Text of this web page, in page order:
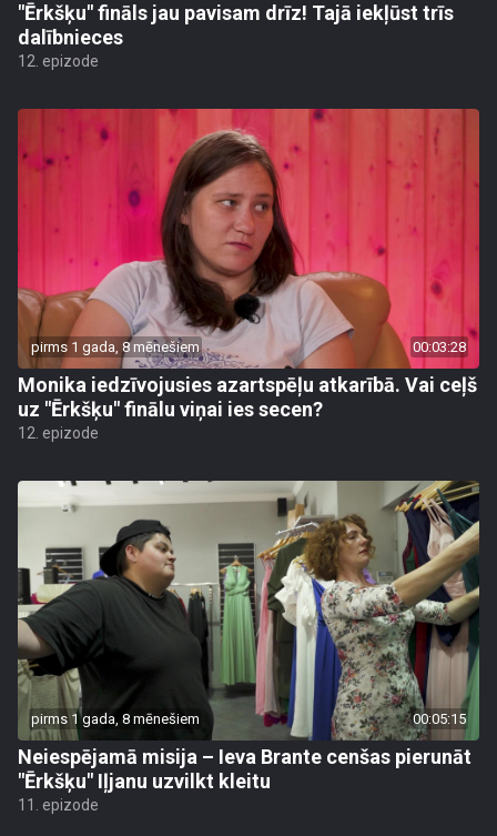
"Ērkšķu" fināls jau pavisam drīz! Tajā iekļūst trīs
dalībnieces
12. epizode
pirms 1 gada, 8 mēnešiem 00:03:28
Monika iedzīvojusies azartspēļu atkarībā. Vai ceļš
uz "Ērkšķu" finālu viņai ies secen?
12. epizode
pirms 1 gada, 8 mēnešiem 00:05:15
Neiespējamā misija – Ieva Brante cenšas pierunāt
"Ērkšķu" Iļjanu uzvilkt kleitu
11. epizode